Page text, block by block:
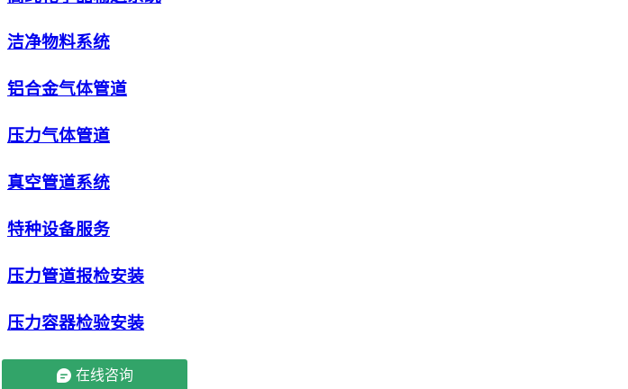
洁净物料系统
铝合金气体管道
压力气体管道
真空管道系统
特种设备服务
压力管道报检安装
压力容器检验安装
安全阀压力表校验
在线咨询